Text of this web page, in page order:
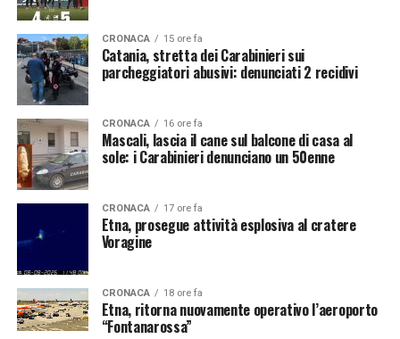
CRONACA 15 ore fa
Catania, stretta dei Carabinieri sui
parcheggiatori abusivi: denunciati 2 recidivi
CRONACA 16 ore fa
Mascali, lascia il cane sul balcone di casa al
sole: i Carabinieri denunciano un 50enne
CRONACA 17 ore fa
Etna, prosegue attività esplosiva al cratere
Voragine
CRONACA 18 ore fa
Etna, ritorna nuovamente operativo l’aeroporto
“Fontanarossa”